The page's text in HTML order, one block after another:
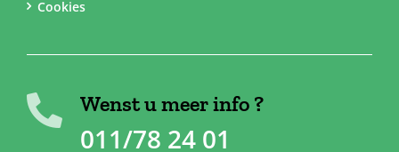
Cookies
Wenst u meer info ?
011/78 24 01